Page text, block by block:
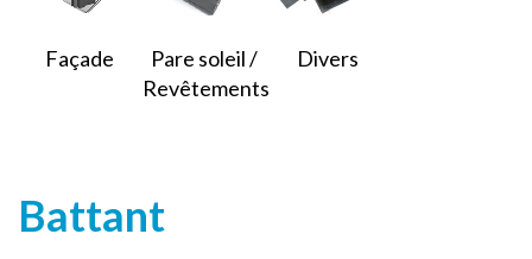
Façade
Pare soleil /
Revêtements
Divers
Battant